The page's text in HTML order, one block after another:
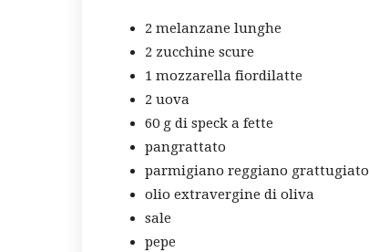
2 melanzane lunghe
2 zucchine scure
1 mozzarella fiordilatte
2 uova
60 g di speck a fette
pangrattato
parmigiano reggiano grattugiato
olio extravergine di oliva
sale
pepe